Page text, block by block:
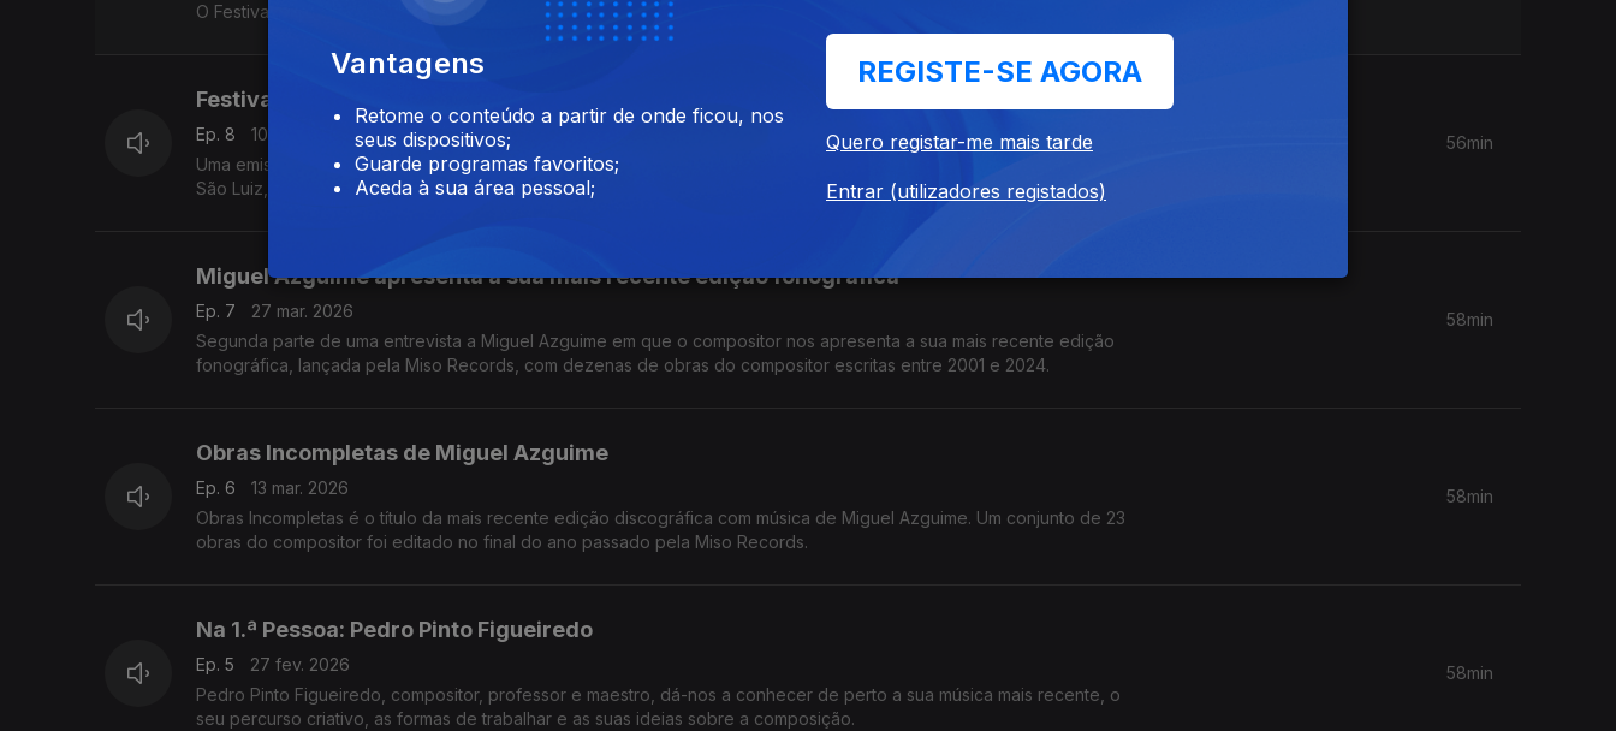
O Festival Música Viva assume este ano a Insurgência como necessidade vital, num gesto político consciente "contra a
Festival Música Viva 2026 — Insurgência (parte n.º 1)
Ep. 8
10 abr. 2026
Uma emissão dedicada ao 32º Festival Música Viva, que decorrerá este ano entre 28 de abril e 3 de maio no Teatro
São Luiz, em Lisboa. ...
56min
Miguel Azguime apresenta a sua mais recente edição fonográfica
Ep. 7
27 mar. 2026
Segunda parte de uma entrevista a Miguel Azguime em que o compositor nos apresenta a sua mais recente edição
fonográfica, lançada pela Miso Records, com dezenas de obras do compositor escritas entre 2001 e 2024.
58min
Obras Incompletas de Miguel Azguime
Ep. 6
13 mar. 2026
Obras Incompletas é o título da mais recente edição discográfica com música de Miguel Azguime. Um conjunto de 23
obras do compositor foi editado no final do ano passado pela Miso Records.
58min
Na 1.ª Pessoa: Pedro Pinto Figueiredo
Ep. 5
27 fev. 2026
Pedro Pinto Figueiredo, compositor, professor e maestro, dá-nos a conhecer de perto a sua música mais recente, o
seu percurso criativo, as formas de trabalhar e as suas ideias sobre a composição.
58min
Vantagens
Retome o conteúdo a partir de onde ficou, nos
seus dispositivos;
Guarde programas favoritos;
Aceda à sua área pessoal;
REGISTE-SE AGORA
Quero registar-me mais tarde
Entrar (utilizadores registados)